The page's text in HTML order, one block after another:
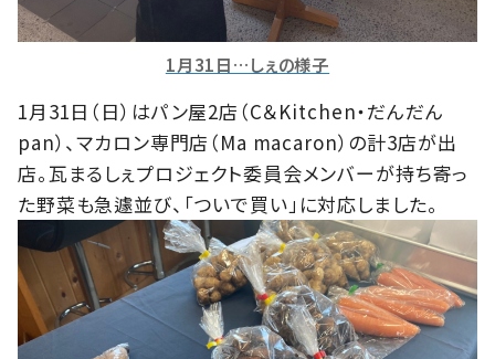
1月31日…しぇの様子
1月31日（日）はパン屋2店（C＆Kitchen・だんだん
pan）、マカロン専門店（Ma macaron）の計3店が出
店。瓦まるしぇプロジェクト委員会メンバーが持ち寄っ
た野菜も急遽並び、「ついで買い」に対応しました。